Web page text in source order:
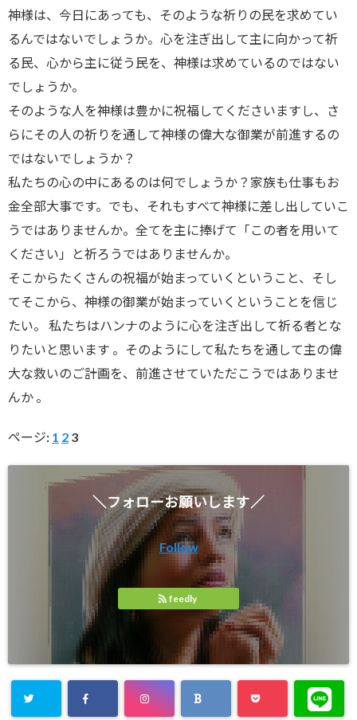
神様は、今日にあっても、そのような祈りの民を求めてい
るんではないでしょうか。心を注ぎ出して主に向かって祈
る民、心から主に従う民を、神様は求めているのではない
でしょうか。
そのような人を神様は豊かに祝福してくださいますし、さ
らにその人の祈りを通して神様の偉大な御業が前進するの
ではないでしょうか？
私たちの心の中にあるのは何でしょうか？家族も仕事もお
金全部大事です。でも、それもすべて神様に差し出していこ
うではありませんか。全てを主に捧げて「この者を用いて
ください」と祈ろうではありませんか。
そこからたくさんの祝福が始まっていくということ、そし
てそこから、神様の御業が始まっていくということを信じ
たい。 私たちはハンナのように心を注ぎ出して祈る者とな
りたいと思います 。そのようにして私たちを通して主の偉
大な救いのご計画を、前進させていただこうではありませ
んか 。
ページ: 1 2 3
＼フォローお願いします／
Follow
feedly